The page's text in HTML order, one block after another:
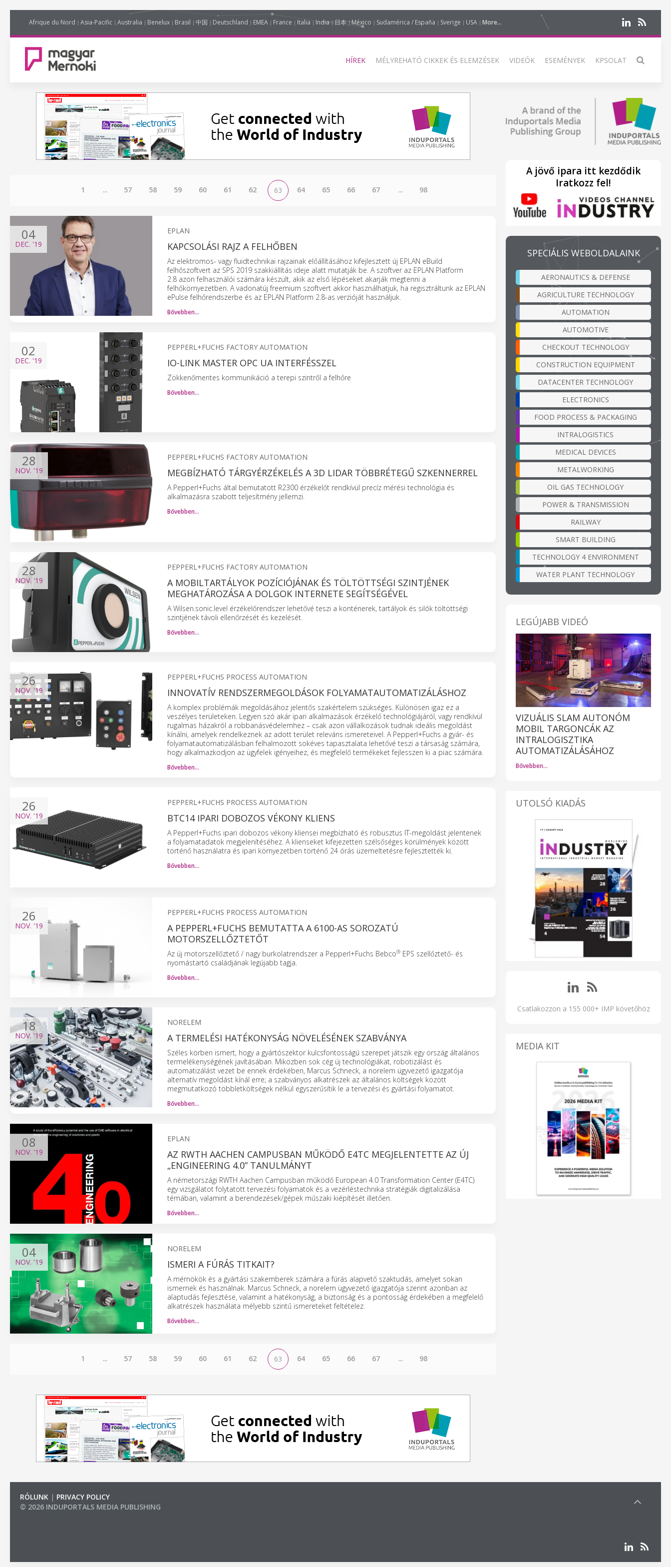
Afrique du Nord Asia-Pacific Australia Benelux Brasil 中国 Deutschland EMEA France Italia India 日本 México Sudamérica / España Sverige USA More...
HÍREK MÉLYREHATÓ CIKKEK ÉS ELEMZÉSEK VIDEÓK ESEMÉNYEK KPSOLAT
1 ... 57 58 59 60 61 62 63 64 65 66 67 ... 98
04
DEC. '19
EPLAN
KAPCSOLÁSI RAJZ A FELHŐBEN
Az elektromos- vagy fluidtechnikai rajzainak előállításához kifejlesztett új EPLAN eBuild
felhőszoftvert az SPS 2019 szakkiállítás ideje alatt mutatják be. A szoftver az EPLAN Platform
2.8 azon felhasználói számára készült, akik az első lépéseket akarják megtenni a
felhőkörnyezetben. A vadonatúj freemium szoftvert akkor használhatjuk, ha regisztráltunk az EPLAN
ePulse felhőrendszerbe és az EPLAN Platform 2.8-as verzióját használjuk.
Bővebben…
02
DEC. '19
PEPPERL+FUCHS FACTORY AUTOMATION
IO-LINK MASTER OPC UA INTERFÉSSZEL
Zökkenőmentes kommunikáció a terepi szintről a felhőre
Bővebben…
28
NOV. '19
PEPPERL+FUCHS FACTORY AUTOMATION
MEGBÍZHATÓ TÁRGYÉRZÉKELÉS A 3D LIDAR TÖBBRÉTEGŰ SZKENNERREL
A Pepperl+Fuchs által bemutatott R2300 érzékelőt rendkívül precíz mérési technológia és
alkalmazásra szabott teljesítmény jellemzi.
Bővebben…
28
NOV. '19
PEPPERL+FUCHS FACTORY AUTOMATION
A MOBILTARTÁLYOK POZÍCIÓJÁNAK ÉS TÖLTÖTTSÉGI SZINTJÉNEK
MEGHATÁROZÁSA A DOLGOK INTERNETE SEGÍTSÉGÉVEL
A Wilsen.sonic.level érzékelőrendszer lehetővé teszi a konténerek, tartályok és silók töltöttségi
szintjének távoli ellenőrzését és kezelését.
Bővebben…
26
NOV. '19
PEPPERL+FUCHS PROCESS AUTOMATION
INNOVATÍV RENDSZERMEGOLDÁSOK FOLYAMATAUTOMATIZÁLÁSHOZ
A komplex problémák megoldásához jelentős szakértelem szükséges. Különösen igaz ez a
veszélyes területeken. Legyen szó akár ipari alkalmazások érzékelő technológiájáról, vagy rendkívül
rugalmas házakról a robbanásvédelemhez – csak azon vállalkozások tudnak ideális megoldást
kínálni, amelyek rendelkeznek az adott terület releváns ismereteivel. A Pepperl+Fuchs a gyár- és
folyamatautomatizálásban felhalmozott sokéves tapasztalata lehetővé teszi a társaság számára,
hogy alkalmazkodjon az ügyfelek igényeihez, és megfelelő termékeket fejlesszen ki a piac számára.
Bővebben…
26
NOV. '19
PEPPERL+FUCHS PROCESS AUTOMATION
BTC14 IPARI DOBOZOS VÉKONY KLIENS
A Pepperl+Fuchs ipari dobozos vékony kliensei megbízható és robusztus IT-megoldást jelentenek
a folyamatadatok megjelenítéséhez. A klienseket kifejezetten szélsőséges körülmények között
történő használatra és ipari környezetben történő 24 órás üzemeltetésre fejlesztették ki.
Bővebben…
26
NOV. '19
PEPPERL+FUCHS PROCESS AUTOMATION
A PEPPERL+FUCHS BEMUTATTA A 6100-AS SOROZATÚ
MOTORSZELLŐZTETŐT
Az új motorszellőztető / nagy burkolatrendszer a Pepperl+Fuchs Bebco®EPS szellőztető- és
nyomástartó családjának legújabb tagja.
Bővebben…
18
NOV. '19
NORELEM
A TERMELÉSI HATÉKONYSÁG NÖVELÉSÉNEK SZABVÁNYA
Széles körben ismert, hogy a gyártószektor kulcsfontosságú szerepet játszik egy ország általános
termelékenységének javításában. Miközben sok cég új technológiákat, robotizálást és
automatizálást vezet be ennek érdekében, Marcus Schneck, a norelem ügyvezető igazgatója
alternatív megoldást kínál erre; a szabványos alkatrészek az általános költségek között
megmutatkozó többletköltségek nélkül egyszerűsítik le a tervezési és gyártási folyamatot.
Bővebben…
08
NOV. '19
EPLAN
AZ RWTH AACHEN CAMPUSBAN MŰKÖDŐ E4TC MEGJELENTETTE AZ ÚJ
„ENGINEERING 4.0” TANULMÁNYT
A németországi RWTH Aachen Campusban működő European 4.0 Transformation Center (E4TC)
egy vizsgálatot folytatott tervezési folyamatok és a vezérléstechnika stratégiák digitalizálása
témában, valamint a berendezések/gépek műszaki kiépítését illetően.
Bővebben…
04
NOV. '19
NORELEM
ISMERI A FÚRÁS TITKAIT?
A mérnökök és a gyártási szakemberek számára a fúrás alapvető szaktudás, amelyet sokan
ismernek és használnak. Marcus Schneck, a norelem ügyvezető igazgatója szerint azonban az
alaptudás fejlesztése, valamint a hatékonyság, a biztonság és a pontosság érdekében a megfelelő
alkatrészek használata mélyebb szintű ismereteket feltételez.
Bővebben…
1 ... 57 58 59 60 61 62 63 64 65 66 67 ... 98
A jövő ipara itt kezdődik
Iratkozz fel!
SPECIÁLIS WEBOLDALAINK
AERONAUTICS & DEFENSE
AGRICULTURE TECHNOLOGY
AUTOMATION
AUTOMOTIVE
CHECKOUT TECHNOLOGY
CONSTRUCTION EQUIPMENT
DATACENTER TECHNOLOGY
ELECTRONICS
FOOD PROCESS & PACKAGING
INTRALOGISTICS
MEDICAL DEVICES
METALWORKING
OIL GAS TECHNOLOGY
POWER & TRANSMISSION
RAILWAY
SMART BUILDING
TECHNOLOGY 4 ENVIRONMENT
WATER PLANT TECHNOLOGY
LEGÚJABB VIDEÓ
VIZUÁLIS SLAM AUTONÓM
MOBIL TARGONCÁK AZ
INTRALOGISZTIKA
AUTOMATIZÁLÁSÁHOZ
Bővebben…
UTOLSÓ KIADÁS
Csatlakozzon a 155 000+ IMP követőhöz
MEDIA KIT
RÓLUNK | PRIVACY POLICY
© 2026 INDUPORTALS MEDIA PUBLISHING